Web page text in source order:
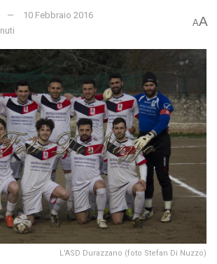
10 Febbraio 2016
AA
L'ASD Durazzano (foto Stefan Di Nuzzo)